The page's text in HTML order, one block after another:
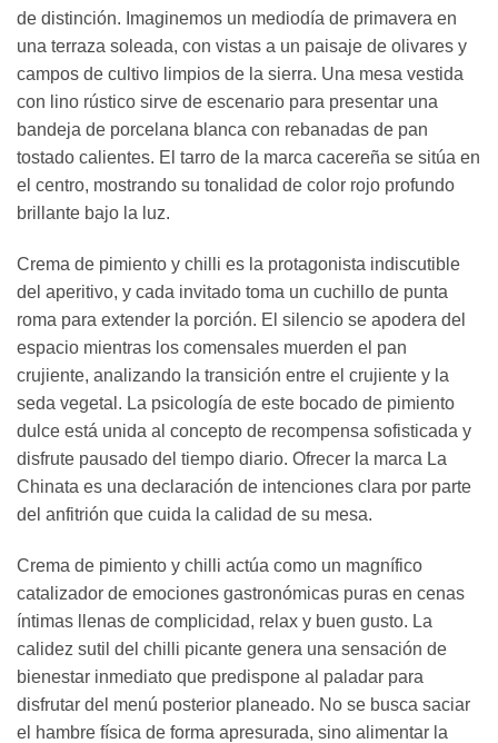
de distinción. Imaginemos un mediodía de primavera en
una terraza soleada, con vistas a un paisaje de olivares y
campos de cultivo limpios de la sierra. Una mesa vestida
con lino rústico sirve de escenario para presentar una
bandeja de porcelana blanca con rebanadas de pan
tostado calientes. El tarro de la marca cacereña se sitúa en
el centro, mostrando su tonalidad de color rojo profundo
brillante bajo la luz.
Crema de pimiento y chilli es la protagonista indiscutible
del aperitivo, y cada invitado toma un cuchillo de punta
roma para extender la porción. El silencio se apodera del
espacio mientras los comensales muerden el pan
crujiente, analizando la transición entre el crujiente y la
seda vegetal. La psicología de este bocado de pimiento
dulce está unida al concepto de recompensa sofisticada y
disfrute pausado del tiempo diario. Ofrecer la marca La
Chinata es una declaración de intenciones clara por parte
del anfitrión que cuida la calidad de su mesa.
Crema de pimiento y chilli actúa como un magnífico
catalizador de emociones gastronómicas puras en cenas
íntimas llenas de complicidad, relax y buen gusto. La
calidez sutil del chilli picante genera una sensación de
bienestar inmediato que predispone al paladar para
disfrutar del menú posterior planeado. No se busca saciar
el hambre física de forma apresurada, sino alimentar la